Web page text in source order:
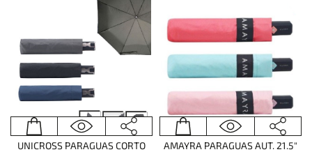
UNICROSS PARAGUAS CORTO
AMAYRA PARAGUAS AUT. 21.5"